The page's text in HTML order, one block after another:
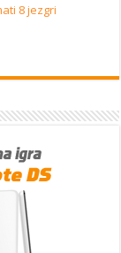
8 jezgri